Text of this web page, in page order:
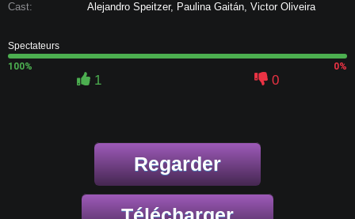
Cast:
Alejandro Speitzer, Paulina Gaitán, Victor Oliveira
Spectateurs
100%
0%
1 0
Regarder